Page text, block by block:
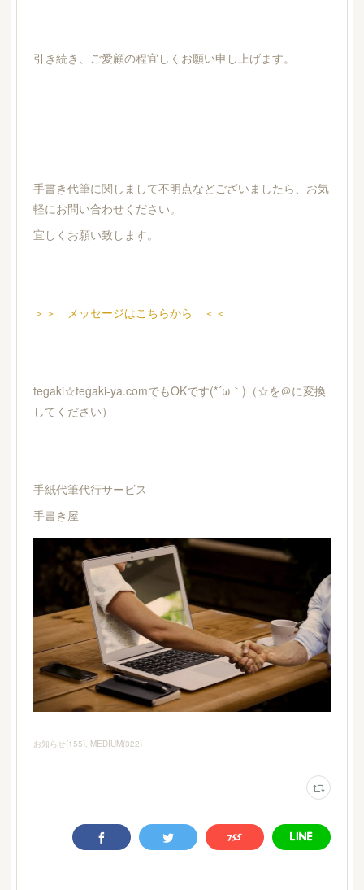
引き続き、ご愛顧の程宜しくお願い申し上げます。
手書き代筆に関しまして不明点などございましたら、お気
軽にお問い合わせください。
宜しくお願い致します。
＞＞ メッセージはこちらから ＜＜
tegaki☆tegaki-ya.comでもOKです(*´ω｀)（☆を＠に変換
してください）
手紙代筆代行サービス
手書き屋
お知らせ(155) MEDIUM(322)